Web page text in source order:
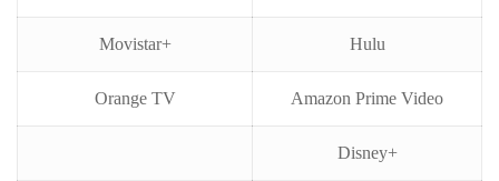
Movistar+ Hulu
Orange TV Amazon Prime Video
Disney+